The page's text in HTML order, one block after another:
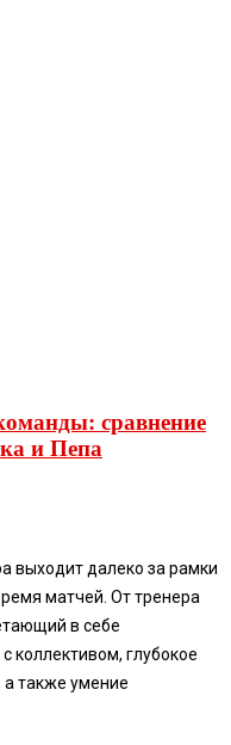
сравнение
и Пепа
выходит далеко за рамки
матчей. От тренера
в себе
коллективом, глубокое
а также умение